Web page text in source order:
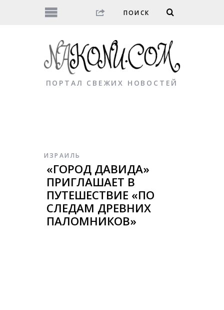
ПОРТАЛ СВЕЖИХ НОВОСТЕЙ
ИЗРАИЛЬ
«ГОРОД ДАВИДА»
ПРИГЛАШАЕТ В
ПУТЕШЕСТВИЕ «ПО
СЛЕДАМ ДРЕВНИХ
ПАЛОМНИКОВ»